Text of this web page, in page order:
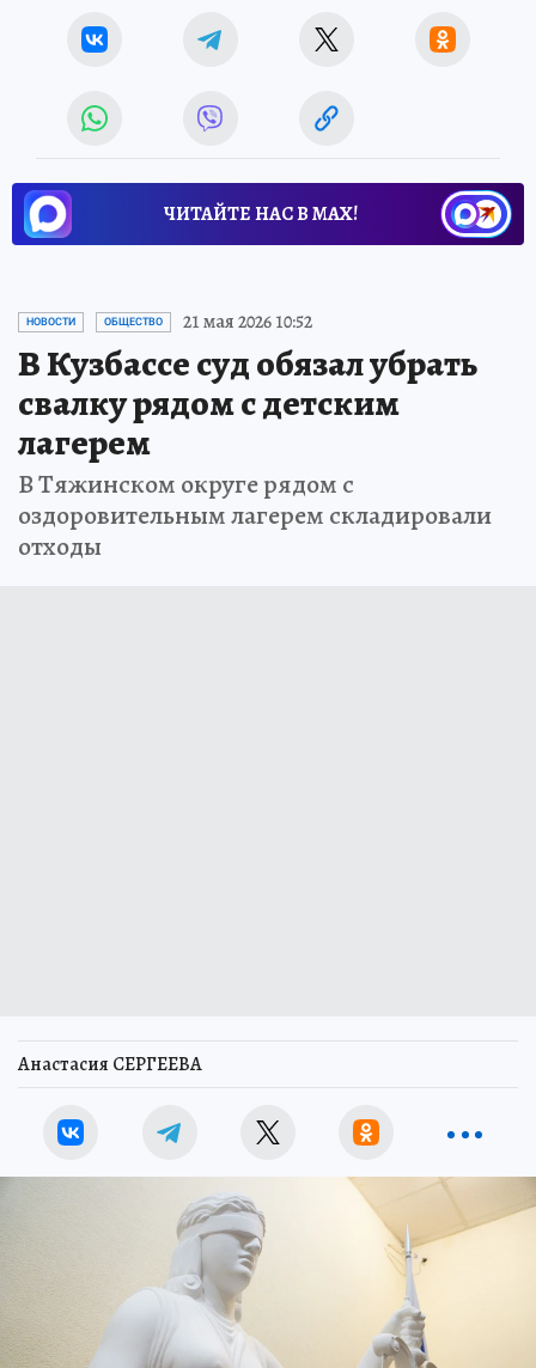
ЧИТАЙТЕ НАС В МАХ!
НОВОСТИ ОБЩЕСТВО 21 мая 2026 10:52
В Кузбассе суд обязал убрать
свалку рядом с детским
лагерем
В Тяжинском округе рядом с
оздоровительным лагерем складировали
отходы
Анастасия СЕРГЕЕВА